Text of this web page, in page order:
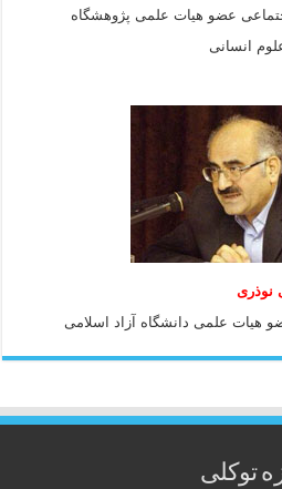
عضو هیات علمی پژوهشگاه
انسانی
هيات علمی دانشگاه آزاد اسلامی
توکلی